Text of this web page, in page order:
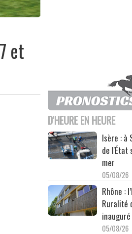
et
D'HEURE EN HEURE
Isère : à
de l'État
mer
05/08/26
Rhône :
Ruralité
05/08/26